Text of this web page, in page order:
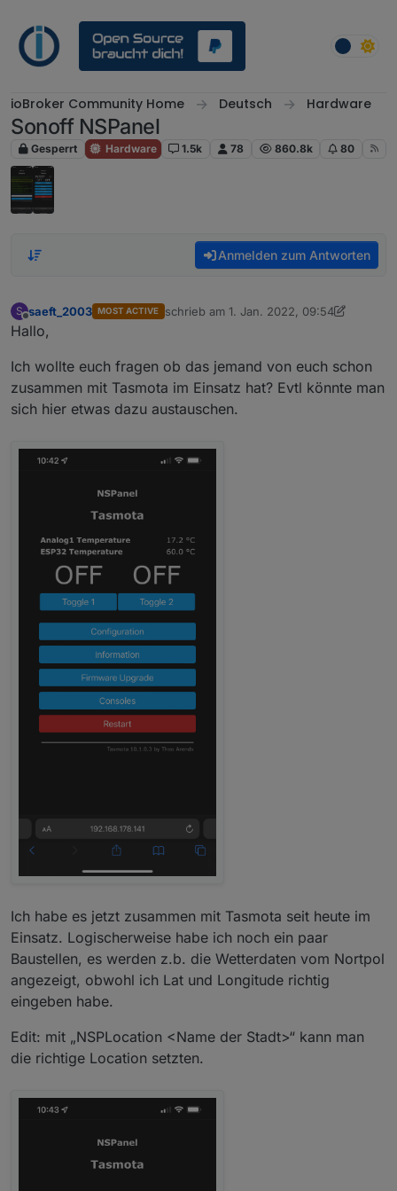
ioBroker Community Home Deutsch Hardware
Sonoff NSPanel
Gesperrt Hardware 1.5k 78 860.8k 80
Anmelden zum Antworten
S
Offline
saeft_2003 MOST ACTIVE schrieb am 1. Jan. 2022, 09:54
zuletzt editiert von saeft_20031. Jan.
Hallo,
Ich wollte euch fragen ob das jemand von euch schon
zusammen mit Tasmota im Einsatz hat? Evtl könnte man
sich hier etwas dazu austauschen.
Ich habe es jetzt zusammen mit Tasmota seit heute im
Einsatz. Logischerweise habe ich noch ein paar
Baustellen, es werden z.b. die Wetterdaten vom Nortpol
angezeigt, obwohl ich Lat und Longitude richtig
eingeben habe.
Edit: mit „NSPLocation <Name der Stadt>“ kann man
die richtige Location setzten.